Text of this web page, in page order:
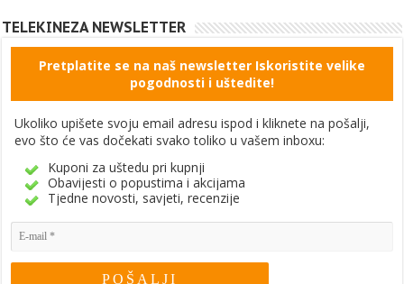
TELEKINEZA NEWSLETTER
Pretplatite se na naš newsletter Iskoristite velike
pogodnosti i uštedite!
Ukoliko upišete svoju email adresu ispod i kliknete na pošalji,
evo što će vas dočekati svako toliko u vašem inboxu:
Kuponi za uštedu pri kupnji
Obavijesti o popustima i akcijama
Tjedne novosti, savjeti, recenzije